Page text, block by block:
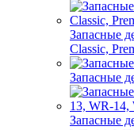
Запасные
Classic,
Запасные
Запасные